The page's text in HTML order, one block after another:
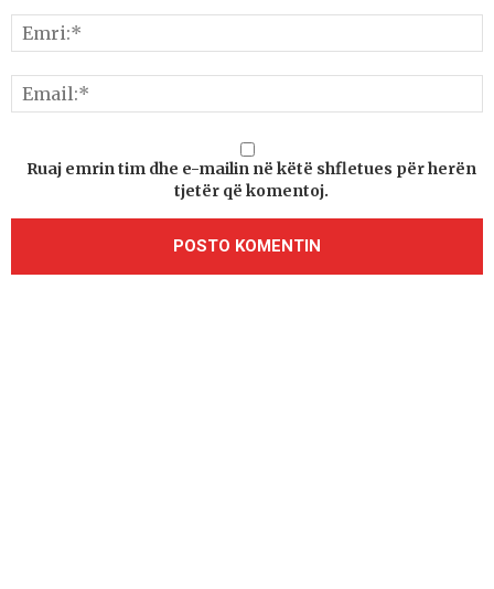
Ruaj emrin tim dhe e-mailin në këtë shfletues për herën
tjetër që komentoj.